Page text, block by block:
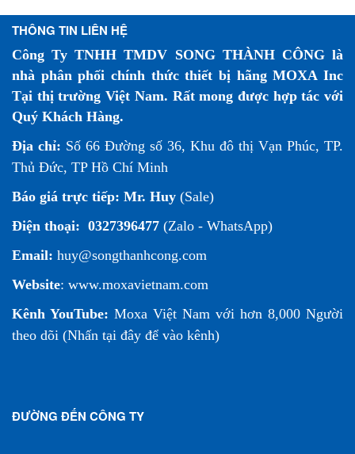
THÔNG TIN LIÊN HỆ
Công Ty TNHH TMDV SONG THÀNH CÔNG là
nhà phân phối chính thức thiết bị hãng MOXA Inc
Tại thị trường Việt Nam. Rất mong được hợp tác với
Quý Khách Hàng.
Địa chỉ: Số 66 Đường số 36, Khu đô thị Vạn Phúc, TP.
Thủ Đức, TP Hồ Chí Minh
Báo giá trực tiếp: Mr. Huy (Sale)
Điện thoại: 0327396477 (Zalo - WhatsApp)
Email: huy@songthanhcong.com
Website: www.moxavietnam.com
Kênh YouTube: Moxa Việt Nam với hơn 8,000 Người
theo dõi (Nhấn tại đây để vào kênh)
ĐƯỜNG ĐẾN CÔNG TY